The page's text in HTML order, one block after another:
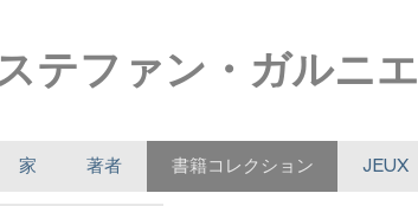
ステファン・ガルニエ
家 著者 書籍コレクション JEUX